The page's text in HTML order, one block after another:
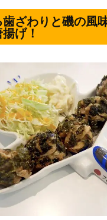
ざわりと磯の風
げ！